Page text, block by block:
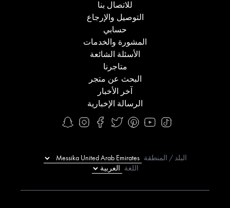
للاتصال بنا
التوصيل والإرجاع
حسابي
المشورة والخدمات
الأسئلة الشائعة
متاجرنا
البحث عن متجر
آخر الأخبار
الرسالة الإخبارية
البلد / المنطقة
اللغة